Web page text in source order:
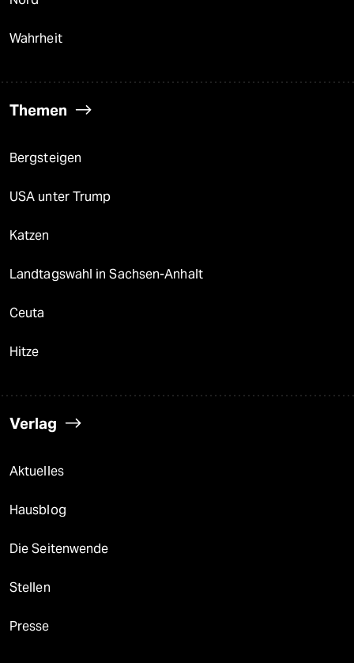
Wahrheit
Themen
Bergsteigen
USA unter Trump
Katzen
Landtagswahl in Sachsen-Anhalt
Ceuta
Hitze
Verlag
Aktuelles
Hausblog
Die Seitenwende
Stellen
Presse